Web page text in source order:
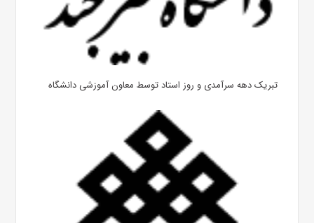
تبریک دهه سرآمدی و روز استاد توسط معاون آموزشی دانشگاه